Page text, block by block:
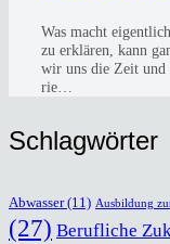
Was macht
zu erklä­ren, kann
wir uns die Zeit
rie…
Schlag­wör­ter
Abwasser(11) Ausbildung
(27) Berufliche